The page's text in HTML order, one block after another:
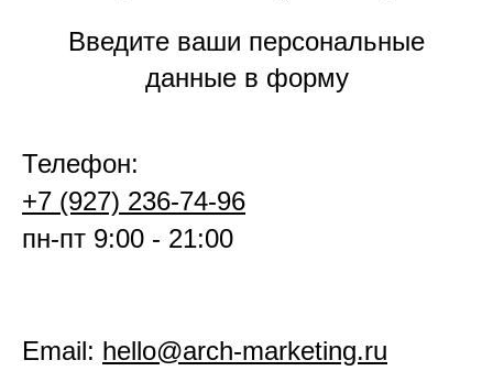
Введите ваши персональные
данные в форму
Телефон:
+7 (927) 236-74-96
пн-пт 9:00 - 21:00
Email: hello@arch-marketing.ru